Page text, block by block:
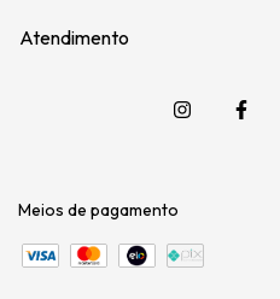
Atendimento
Meios de pagamento